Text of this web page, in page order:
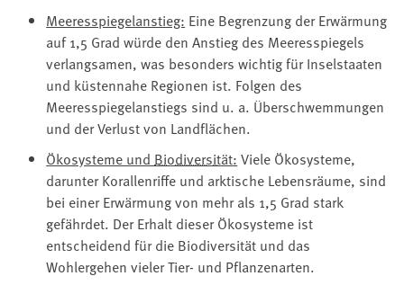
Meeresspiegelanstieg: Eine Begrenzung der Erwärmung
auf 1,5 Grad würde den Anstieg des Meeresspiegels
verlangsamen, was besonders wichtig für Inselstaaten
und küstennahe Regionen ist. Folgen des
Meeresspiegelanstiegs sind u. a. Überschwemmungen
und der Verlust von Landflächen.
Ökosysteme und Biodiversität: Viele Ökosysteme,
darunter Korallenriffe und arktische Lebensräume, sind
bei einer Erwärmung von mehr als 1,5 Grad stark
gefährdet. Der Erhalt dieser Ökosysteme ist
entscheidend für die Biodiversität und das
Wohlergehen vieler Tier- und Pflanzenarten.